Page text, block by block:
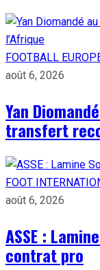
FOOTBALL
août 6, 2026
Yan
transfert
FOOT
août 6, 2026
ASSE :
contrat pro